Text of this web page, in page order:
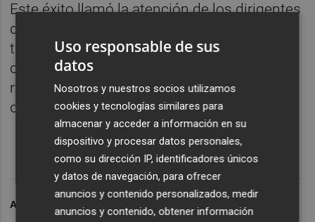
Este éxito llamó la atención de los dirigentes
del Levante, que ya antes de acabar la
temporada 2023-24 iniciaron los contactos
con Calero, que rechazó la propuesta de
renovación del Cartagena y aceptó la oferta
del Levante.
ARCHIVADO EN LEVANTE UD PLAZA GRANOTA
Uso responsable de sus
datos
Nosotros y nuestros socios utilizamos
cookies y tecnologías similares para
almacenar y acceder a información en su
dispositivo y procesar datos personales,
como su dirección IP, identificadores únicos
y datos de navegación, para ofrecer
anuncios y contenido personalizados, medir
anuncios y contenido, obtener información